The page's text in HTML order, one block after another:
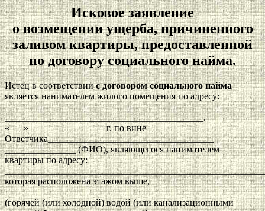
Исковое заявление
о возмещении ущерба, причиненного
заливом квартиры, предоставленной
по договору социального найма.
Истец в соответствиис договором социального найма
является нанимателем жилого помещения по адресу:
__________________________________________.
«___» __________ _____ г. по вине
Ответчика___________________________________
_______________ (ФИО), являющегося нанимателем
квартиры по адресу: ___________________
которая расположена этажом выше,
___________________________________________________
(горячей (или холодной) водой (или канализационными